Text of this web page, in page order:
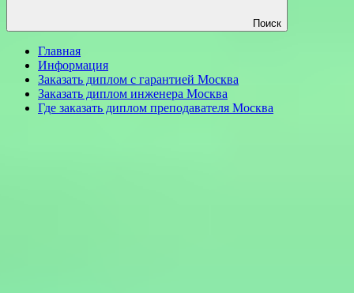
Поиск
Главная
Информация
Заказать диплом с гарантией Москва
Заказать диплом инженера Москва
Где заказать диплом преподавателя Москва